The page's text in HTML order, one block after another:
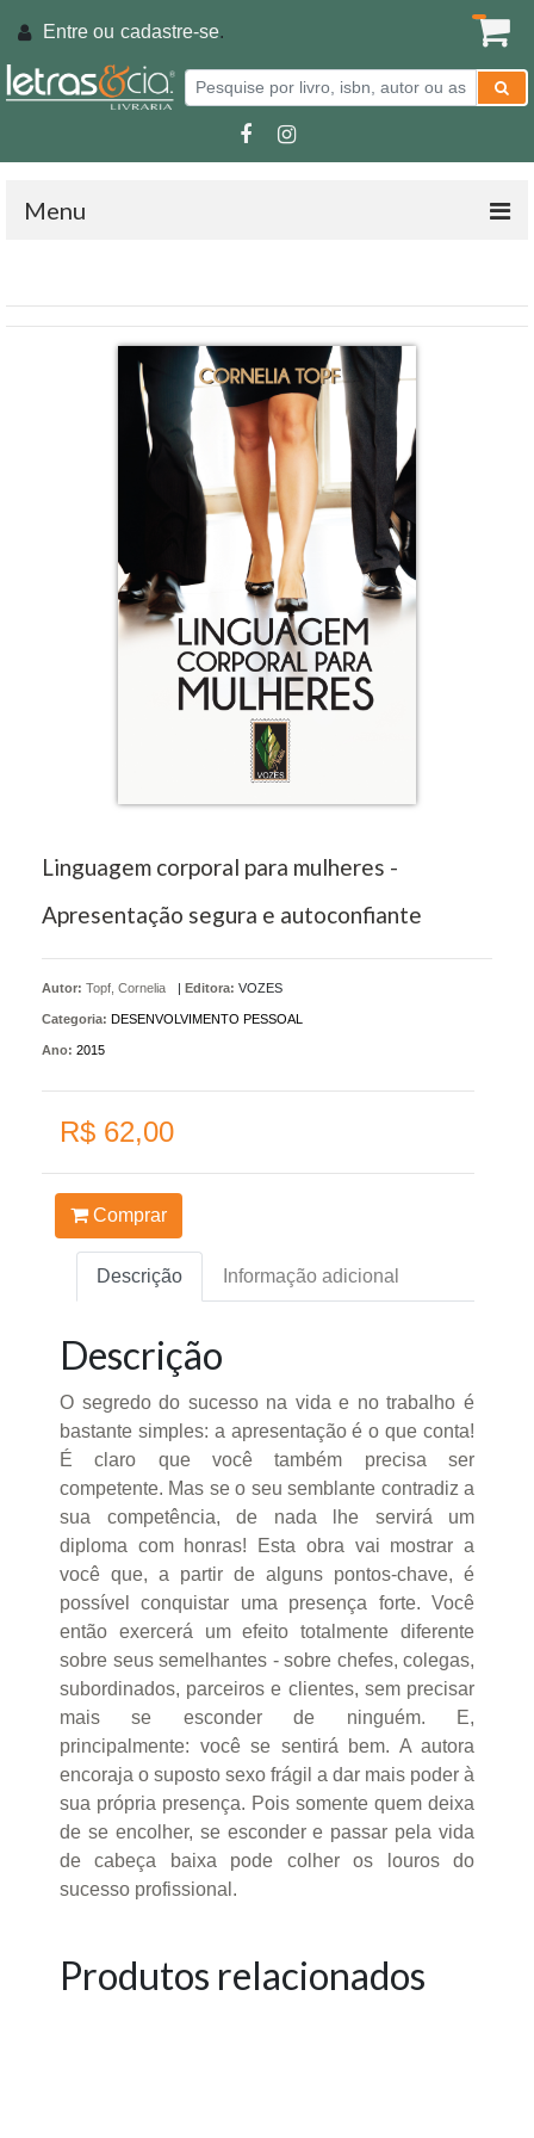
Entre ou cadastre-se.
Menu
Linguagem corporal para mulheres -
Apresentação segura e autoconfiante
Autor: Topf, Cornelia | Editora: VOZES
Categoria: DESENVOLVIMENTO PESSOAL
Ano: 2015
R$ 62,00
Comprar
Descrição Informação adicional
Descrição
O segredo do sucesso na vida e no trabalho é
bastante simples: a apresentação é o que conta!
É claro que você também precisa ser
competente. Mas se o seu semblante contradiz a
sua competência, de nada lhe servirá um
diploma com honras! Esta obra vai mostrar a
você que, a partir de alguns pontos-chave, é
possível conquistar uma presença forte. Você
então exercerá um efeito totalmente diferente
sobre seus semelhantes - sobre chefes, colegas,
subordinados, parceiros e clientes, sem precisar
mais se esconder de ninguém. E,
principalmente: você se sentirá bem. A autora
encoraja o suposto sexo frágil a dar mais poder à
sua própria presença. Pois somente quem deixa
de se encolher, se esconder e passar pela vida
de cabeça baixa pode colher os louros do
sucesso profissional.
Produtos relacionados